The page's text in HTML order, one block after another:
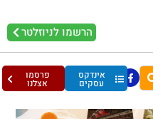
הרשמו לניוזלטר
אינדקס
עסקים
פרסמו
אצלנו